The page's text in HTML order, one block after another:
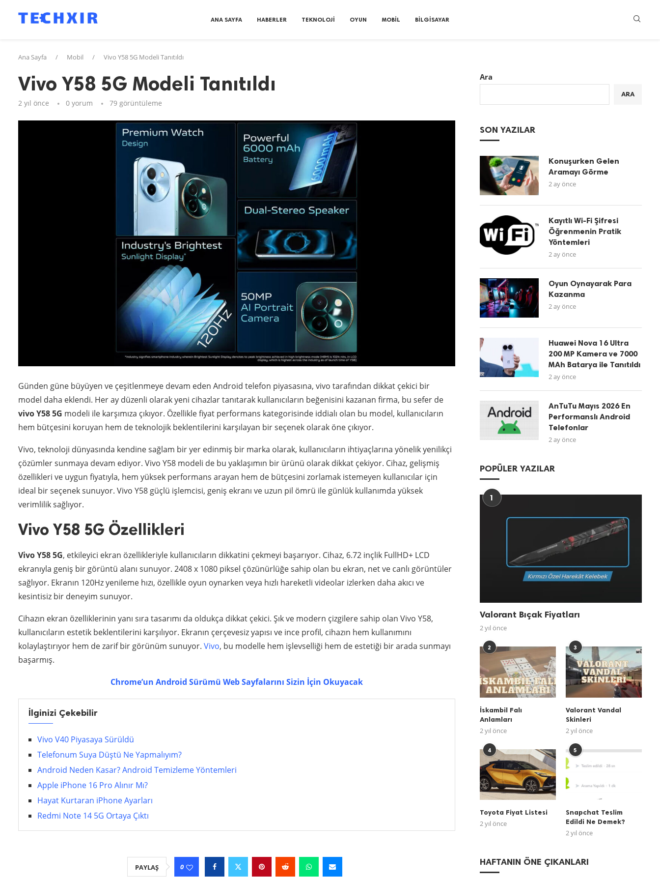
ANA SAYFA HABERLER TEKNOLOJI OYUN MOBIL BILGISAYAR
Ana Sayfa / Mobil / Vivo Y58 5G Modeli Tanıtıldı
Vivo Y58 5G Modeli Tanıtıldı
2 yıl önce 0 yorum 79 görüntüleme
Günden güne büyüyen ve çeşitlenmeye devam eden Android telefon piyasasına, vivo tarafından dikkat çekici bir
model daha eklendi. Her ay düzenli olarak yeni cihazlar tanıtarak kullanıcıların beğenisini kazanan firma, bu sefer de
vivo Y58 5G modeli ile karşımıza çıkıyor. Özellikle fiyat performans kategorisinde iddialı olan bu model, kullanıcıların
hem bütçesini koruyan hem de teknolojik beklentilerini karşılayan bir seçenek olarak öne çıkıyor.
Vivo, teknoloji dünyasında kendine sağlam bir yer edinmiş bir marka olarak, kullanıcıların ihtiyaçlarına yönelik yenilikçi
çözümler sunmaya devam ediyor. Vivo Y58 modeli de bu yaklaşımın bir ürünü olarak dikkat çekiyor. Cihaz, gelişmiş
özellikleri ve uygun fiyatıyla, hem yüksek performans arayan hem de bütçesini zorlamak istemeyen kullanıcılar için
ideal bir seçenek sunuyor. Vivo Y58 güçlü işlemcisi, geniş ekranı ve uzun pil ömrü ile günlük kullanımda yüksek
verimlilik sağlıyor.
Vivo Y58 5G Özellikleri
Vivo Y58 5G, etkileyici ekran özellikleriyle kullanıcıların dikkatini çekmeyi başarıyor. Cihaz, 6.72 inçlik FullHD+ LCD
ekranıyla geniş bir görüntü alanı sunuyor. 2408 x 1080 piksel çözünürlüğe sahip olan bu ekran, net ve canlı görüntüler
sağlıyor. Ekranın 120Hz yenileme hızı, özellikle oyun oynarken veya hızlı hareketli videolar izlerken daha akıcı ve
kesintisiz bir deneyim sunuyor.
Cihazın ekran özelliklerinin yanı sıra tasarımı da oldukça dikkat çekici. Şık ve modern çizgilere sahip olan Vivo Y58,
kullanıcıların estetik beklentilerini karşılıyor. Ekranın çerçevesiz yapısı ve ince profil, cihazın hem kullanımını
kolaylaştırıyor hem de zarif bir görünüm sunuyor. Vivo, bu modelle hem işlevselliği hem de estetiği bir arada sunmayı
başarmış.
Chrome’un Android Sürümü Web Sayfalarını Sizin İçin Okuyacak
İlginizi Çekebilir
Vivo V40 Piyasaya Sürüldü
Telefonum Suya Düştü Ne Yapmalıyım?
Android Neden Kasar? Android Temizleme Yöntemleri
Apple iPhone 16 Pro Alınır Mı?
Hayat Kurtaran iPhone Ayarları
Redmi Note 14 5G Ortaya Çıktı
PAYLAŞ 0
Ara
ARA
SON YAZILAR
Konuşurken Gelen
Aramayı Görme
2 ay önce
Kayıtlı Wi-Fi Şifresi
Öğrenmenin Pratik
Yöntemleri
2 ay önce
Oyun Oynayarak Para
Kazanma
2 ay önce
Huawei Nova 16 Ultra
200 MP Kamera ve 7000
MAh Batarya ile Tanıtıldı
2 ay önce
AnTuTu Mayıs 2026 En
Performanslı Android
Telefonlar
2 ay önce
POPÜLER YAZILAR
1
Valorant Bıçak Fiyatları
2 yıl önce
2
İskambil Falı
Anlamları
2 yıl önce
3
Valorant Vandal
Skinleri
2 yıl önce
4
Toyota Fiyat Listesi
2 yıl önce
5
Snapchat Teslim
Edildi Ne Demek?
2 yıl önce
HAFTANIN ÖNE ÇIKANLARI